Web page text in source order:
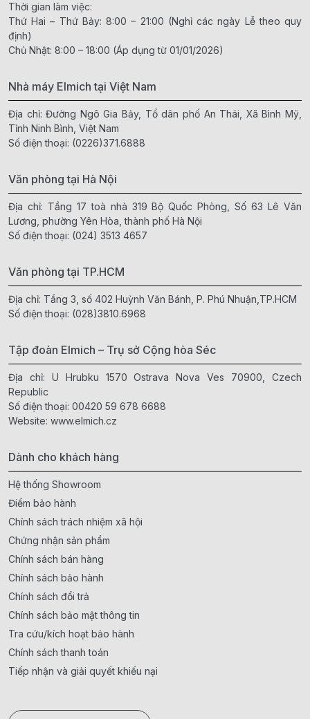
Thời gian làm việc:
Thứ Hai – Thứ Bảy: 8:00 – 21:00 (Nghỉ các ngày Lễ theo quy
định)
Chủ Nhật: 8:00 – 18:00 (Áp dụng từ 01/01/2026)
Nhà máy Elmich tại Việt Nam
Địa chỉ: Đường Ngô Gia Bảy, Tổ dân phố An Thái, Xã Bình Mỹ,
Tỉnh Ninh Bình, Việt Nam
Số điện thoại: (0226)371.6888
Văn phòng tại Hà Nội
Địa chỉ: Tầng 17 toà nhà 319 Bộ Quốc Phòng, Số 63 Lê Văn
Lương, phường Yên Hòa, thành phố Hà Nội
Số điện thoại: (024) 3513 4657
Văn phòng tại TP.HCM
Địa chỉ: Tầng 3, số 402 Huỳnh Văn Bánh, P. Phú Nhuận,TP.HCM
Số điện thoại: (028)3810.6968
Tập đoàn Elmich – Trụ sở Cộng hòa Séc
Địa chỉ: U Hrubku 1570 Ostrava Nova Ves 70900, Czech
Republic
Số điện thoại: 00420 59 678 6688
Website: www.elmich.cz
Dành cho khách hàng
Hệ thống Showroom
Điểm bảo hành
Chính sách trách nhiệm xã hội
Chứng nhận sản phẩm
Chính sách bán hàng
Chính sách bảo hành
Chính sách đổi trả
Chính sách bảo mật thông tin
Tra cứu/kích hoạt bảo hành
Chính sách thanh toán
Tiếp nhận và giải quyết khiếu nại